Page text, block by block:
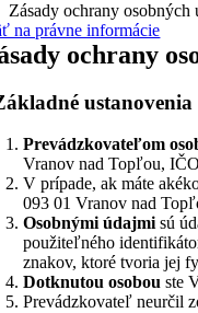
Zásady ochrany osobných
na právne informácie
ochrany
ustanovenia
Prevádzkovateľom
Vranov nad Topľou,
V prípade, ak máte
093 01 Vranov nad
Osobnými údajmisú
použiteľného
znakov, ktoré tvoria jej
Dotknutou osobouste
Prevádzkovateľ neurčil